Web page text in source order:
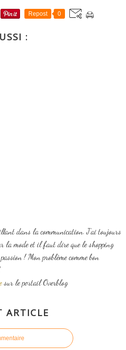
Repost 0
:
dans la communication. J'ai toujours
la mode et il faut dire que le shopping
! Mon problème comme bon
sur le portail Overblog
ARTICLE